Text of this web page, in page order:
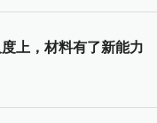
上，材料有了新能力